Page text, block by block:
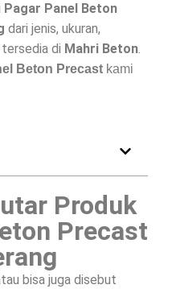
Pagar Panel Beton
dari jenis, ukuran,
di Mahri Beton.
Beton Precast kami
Produk
Precast
bisa juga disebut